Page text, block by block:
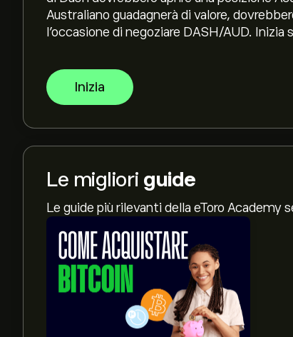
Australiano guadagnerà di valore,
l'occasione di negoziare DASH/AUD. Inizia
Inizia
Le migliori guide
Le guide più rilevanti della eToro Academy